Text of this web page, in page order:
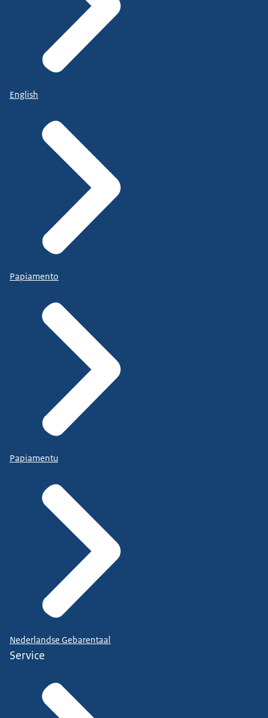
English
Papiamento
Papiamentu
Nederlandse Gebarentaal
Service